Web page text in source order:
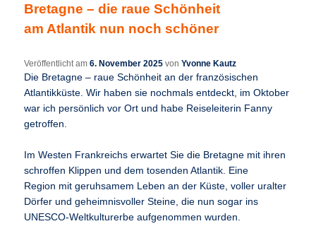
Bretagne – die raue Schönheit
am Atlantik nun noch schöner
Veröffentlicht am6. November 2025 vonYvonne Kautz
Die Bretagne – raue Schönheit an der französischen
Atlantikküste. Wir haben sie nochmals entdeckt, im Oktober
war ich persönlich vor Ort und habe Reiseleiterin Fanny
getroffen.
Im Westen Frankreichs erwartet Sie die Bretagne mit ihren
schroffen Klippen und dem tosenden Atlantik. Eine
Region mit geruhsamem Leben an der Küste, voller uralter
Dörfer und geheimnisvoller Steine, die nun sogar ins
UNESCO-Weltkulturerbe aufgenommen wurden.